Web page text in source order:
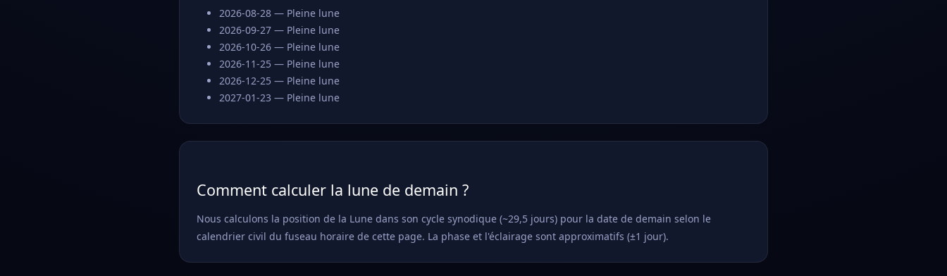
2026-08-28 — Pleine lune
2026-09-27 — Pleine lune
2026-10-26 — Pleine lune
2026-11-25 — Pleine lune
2026-12-25 — Pleine lune
2027-01-23 — Pleine lune
Comment calculer la lune de demain ?
Nous calculons la position de la Lune dans son cycle synodique (~29,5 jours) pour la date de demain selon le
calendrier civil du fuseau horaire de cette page. La phase et l'éclairage sont approximatifs (±1 jour).